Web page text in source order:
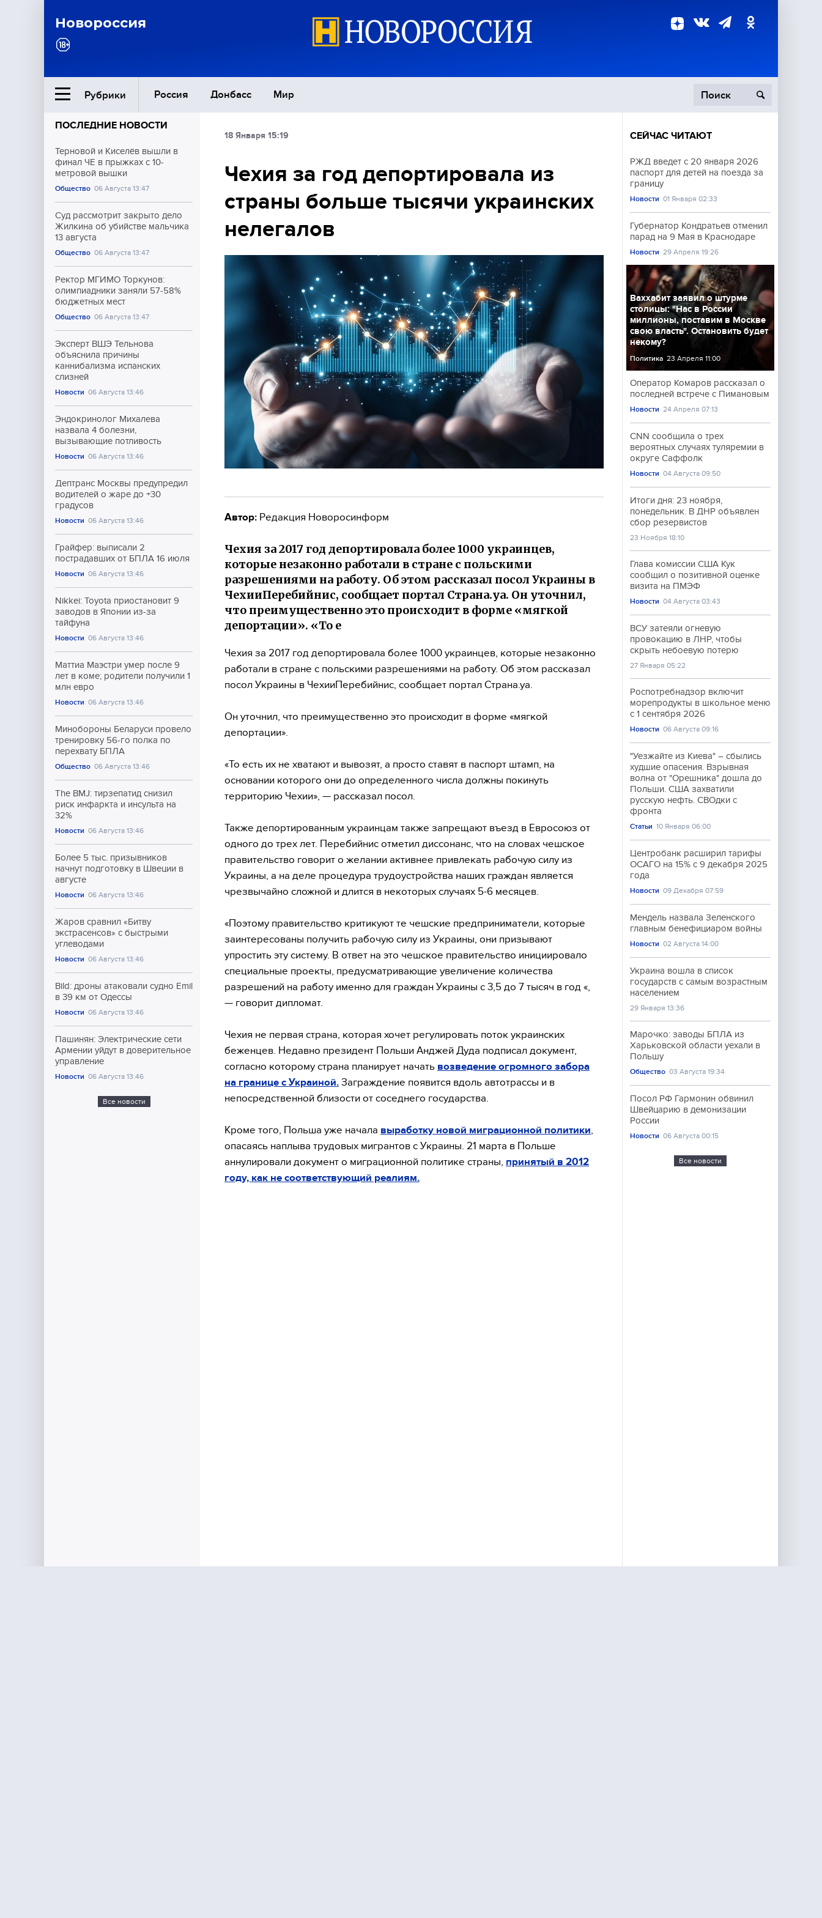
Новороссия
Рубрики Россия Донбасс Мир
Ближний Восток
Общество
Экономика
Происшествия
Культура
ПОСЛЕДНИЕ НОВОСТИ
Терновой и Киселёв вышли в
финал ЧЕ в прыжках с 10-
метровой вышки
Общество 06 Августа 13:47
Суд рассмотрит закрыто дело
Жилкина об убийстве мальчика
13 августа
Общество 06 Августа 13:47
Ректор МГИМО Торкунов:
олимпиадники заняли 57-58%
бюджетных мест
Общество 06 Августа 13:47
Эксперт ВШЭ Тельнова
объяснила причины
каннибализма испанских
слизней
Новости 06 Августа 13:46
Эндокринолог Михалева
назвала 4 болезни,
вызывающие потливость
Новости 06 Августа 13:46
Дептранс Москвы предупредил
водителей о жаре до +30
градусов
Новости 06 Августа 13:46
Грайфер: выписали 2
пострадавших от БПЛА 16 июля
Новости 06 Августа 13:46
Nikkei: Toyota приостановит 9
заводов в Японии из-за
тайфуна
Новости 06 Августа 13:46
Маттиа Маэстри умер после 9
лет в коме; родители получили 1
млн евро
Новости 06 Августа 13:46
Минобороны Беларуси провело
тренировку 56-го полка по
перехвату БПЛА
Общество 06 Августа 13:46
The BMJ: тирзепатид снизил
риск инфаркта и инсульта на
32%
Новости 06 Августа 13:46
Более 5 тыс. призывников
начнут подготовку в Швеции в
августе
Новости 06 Августа 13:46
Жаров сравнил «Битву
экстрасенсов» с быстрыми
углеводами
Новости 06 Августа 13:46
Bild: дроны атаковали судно Emil
в 39 км от Одессы
Новости 06 Августа 13:46
Пашинян: Электрические сети
Армении уйдут в доверительное
управление
Новости 06 Августа 13:46
Все новости
18 Января 15:19
Чехия за год депортировала из
страны больше тысячи украинских
нелегалов
Автор: Редакция Новоросинформ
Чехия за 2017 год депортировала более 1000 украинцев,
которые незаконно работали в стране с польскими
разрешениями на работу. Об этом рассказал посол Украины в
ЧехииПеребийнис, сообщает портал Страна.уа. Он уточнил,
что преимущественно это происходит в форме «мягкой
депортации». «То е
Чехия за 2017 год депортировала более 1000 украинцев, которые незаконно
работали в стране с польскими разрешениями на работу. Об этом рассказал
посол Украины в ЧехииПеребийнис, сообщает портал Страна.уа.
Он уточнил, что преимущественно это происходит в форме «мягкой
депортации».
«То есть их не хватают и вывозят, а просто ставят в паспорт штамп, на
основании которого они до определенного числа должны покинуть
территорию Чехии», — рассказал посол.
Также депортированным украинцам также запрещают въезд в Евросоюз от
одного до трех лет. Перебийнис отметил диссонанс, что на словах чешское
правительство говорит о желании активнее привлекать рабочую силу из
Украины, а на деле процедура трудоустройства наших граждан является
чрезвычайно сложной и длится в некоторых случаях 5-6 месяцев.
«Поэтому правительство критикуют те чешские предприниматели, которые
заинтересованы получить рабочую силу из Украины, они призывают
упростить эту систему. В ответ на это чешское правительство инициировало
специальные проекты, предусматривающие увеличение количества
разрешений на работу именно для граждан Украины с 3,5 до 7 тысяч в год «,
— говорит дипломат.
Чехия не первая страна, которая хочет регулировать поток украинских
беженцев. Недавно президент Польши Анджей Дуда подписал документ,
согласно которому страна планирует начать возведение огромного забора
на границе с Украиной. Заграждение появится вдоль автотрассы и в
непосредственной близости от соседнего государства.
Кроме того, Польша уже начала выработку новой миграционной политики
опасаясь наплыва трудовых мигрантов с Украины. 21 марта в Польше
аннулировали документ о миграционной политике страны, принятый в 2012
году, как не соответствующий реалиям.
СЕЙЧАС ЧИТАЮТ
РЖД введет с 20 января 2026
паспорт для детей на поезда за
границу
Новости 01 Января 02:33
Губернатор Кондратьев отменил
парад на 9 Мая в Краснодаре
Новости 29 Апреля 19:26
Ваххабит заявил о штурме
столицы: "Нас в России
миллионы, поставим в Москве
свою власть". Остановить будет
некому?
Политика 23 Апреля 11:00
Оператор Комаров рассказал о
последней встрече с Пимановым
Новости 24 Апреля 07:13
CNN сообщила о трех
вероятных случаях туляремии в
округе Саффолк
Новости 04 Августа 09:50
Итоги дня: 23 ноября,
понедельник. В ДНР объявлен
сбор резервистов
23 Ноября 18:10
Глава комиссии США Кук
сообщил о позитивной оценке
визита на ПМЭФ
Новости 04 Августа 03:43
ВСУ затеяли огневую
провокацию в ЛНР, чтобы
скрыть небоевую потерю
27 Января 05:22
Роспотребнадзор включит
морепродукты в школьное меню
с 1 сентября 2026
Новости 06 Августа 09:16
"Уезжайте из Киева" – сбылись
худшие опасения. Взрывная
волна от "Орешника" дошла до
Польши. США захватили
русскую нефть. СВОдки с
фронта
Статьи 10 Января 06:00
Центробанк расширил тарифы
ОСАГО на 15% с 9 декабря 2025
года
Новости 09 Декабря 07:59
Мендель назвала Зеленского
главным бенефициаром войны
Новости 02 Августа 14:00
Украина вошла в список
государств с самым возрастным
населением
29 Января 13:36
Марочко: заводы БПЛА из
Харьковской области уехали в
Польшу
Общество 03 Августа 19:34
Посол РФ Гармонин обвинил
Швейцарию в демонизации
России
Новости 06 Августа 00:15
Все новости